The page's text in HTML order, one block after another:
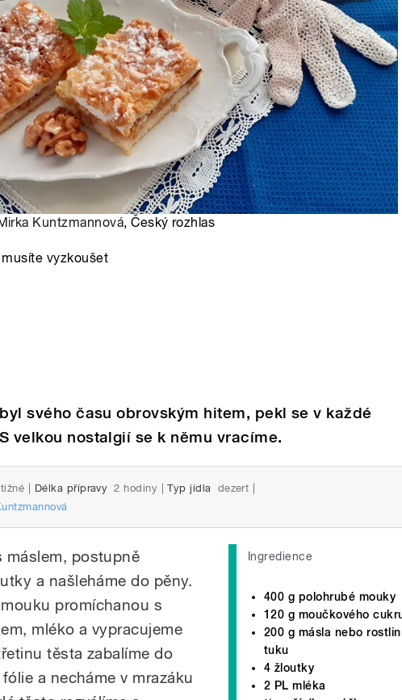
Kuntzmannová, Český rozhlas
vyzkoušet
svého času obrovským hitem, pekl se v každé
velkou nostalgií se k němu vracíme.
Délka přípravy 2 hodiny Typ jídla dezert
Ingredience
400 g polohrubé mouky
120 g moučkového
200 g másla nebo
tuku
4 žloutky
2 PL mléka
máslem, postupně
a našleháme do pěny.
promíchanou s
mléko a vypracujeme
těsta zabalíme do
a necháme v mrazáku